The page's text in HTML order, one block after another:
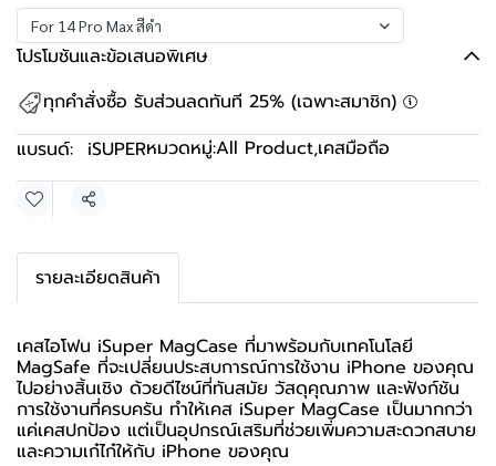
For 14 Pro Max สีดำ
โปรโมชันและข้อเสนอพิเศษ
ทุกคำสั่งซื้อ รับส่วนลดทันที 25% (เฉพาะสมาชิก)
แบรนด์: iSUPERหมวดหมู่:All Product,เคสมือถือ
แชร์
รายละเอียดสินค้า
เคสไอโฟน iSuper MagCase ที่มาพร้อมกับเทคโนโลยี
MagSafe ที่จะเปลี่ยนประสบการณ์การใช้งาน iPhone ของคุณ
ไปอย่างสิ้นเชิง ด้วยดีไซน์ที่ทันสมัย วัสดุคุณภาพ และฟังก์ชัน
การใช้งานที่ครบครัน ทำให้เคส iSuper MagCase เป็นมากกว่า
แค่เคสปกป้อง แต่เป็นอุปกรณ์เสริมที่ช่วยเพิ่มความสะดวกสบาย
และความเก๋ไก๋ให้กับ iPhone ของคุณ